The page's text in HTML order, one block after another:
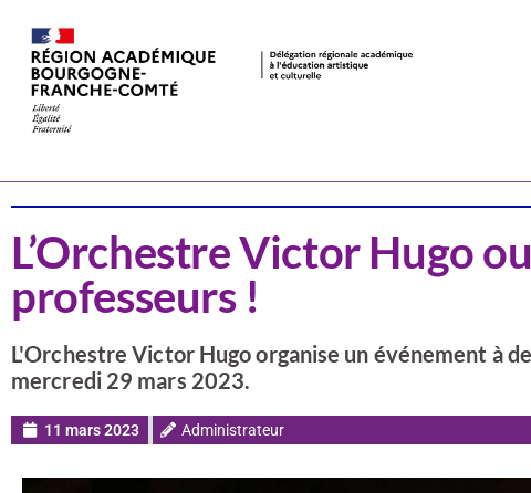
L’Orchestre Victor Hugo
professeurs !
L'Orchestre Victor Hugo organise un événement à
mercredi 29 mars 2023.
11 mars 2023 Administrateur